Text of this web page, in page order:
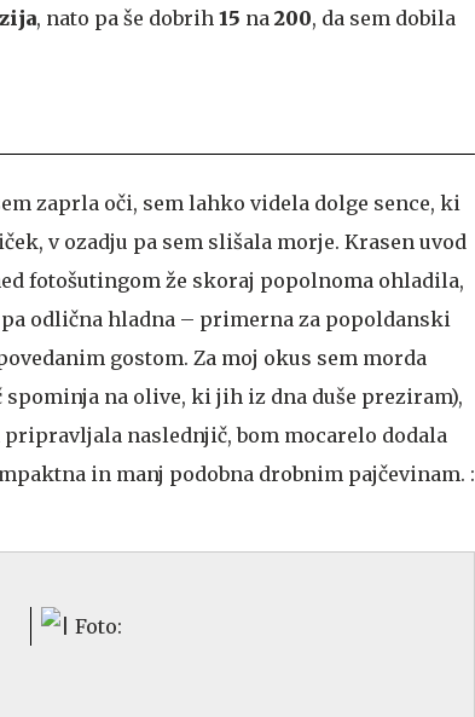
, nato pa še dobrih 15 na 200, da sem dobila
zaprla oči, sem lahko videla dolge sence, ki
v ozadju pa sem slišala morje. Krasen uvod
fotošutingom že skoraj popolnoma ohladila,
odlična hladna – primerna za popoldanski
gostom. Za moj okus sem morda
na olive, ki jih iz dna duše preziram),
naslednjič, bom mocarelo dodala
in manj podobna drobnim pajčevinam. :